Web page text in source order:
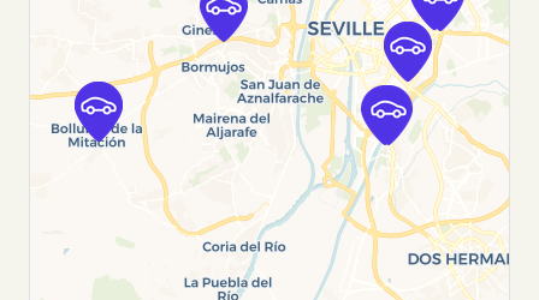
Ver agencia
Free2Move Rent - VIUDA DE TERRY, S.L. /
TERRY PRESTIGE S.L. - Sevilla (D)
8.0
CALLE DEL MOTOR, 1
Sevilla, 41007